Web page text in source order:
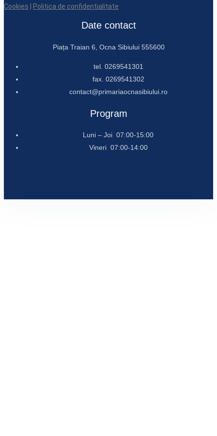
Cookies
Politica de confidentialitate
Date contact
Piața Traian 6, Ocna Sibiului 555600
tel. 0269541301
fax. 0269541302
contact@primariaocnasibiului.ro
Program
Luni – Joi 07:00-15:00
Vineri 07:00-14:00